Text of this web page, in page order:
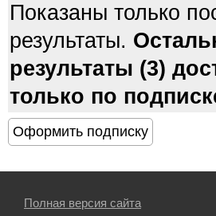
Показаны только
результаты.
результаты (3)
только по
Полная версия сайта